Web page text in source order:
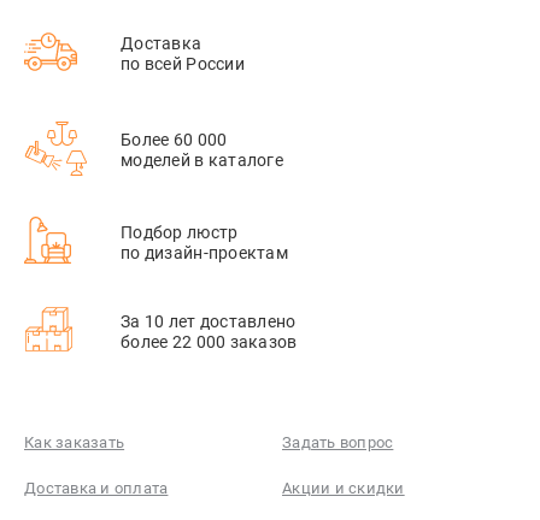
Доставка
по всей России
Более 60 000
моделей в каталоге
Подбор люстр
по дизайн-проектам
За 10 лет доставлено
более 22 000 заказов
Как заказать Задать вопрос
Доставка и оплата Акции и скидки